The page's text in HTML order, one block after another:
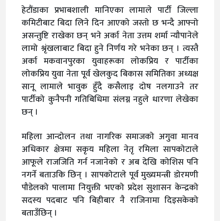
हेटौंडाका प्रभाबशाली मानिएका लामाले पार्टी जिल्ला
कमिटीबाट बिदा लिने दिन आएको जस्तो छ भन्दै आफ्नो
असन्तुष्टि राखेका छन् भने अर्का नेता उत्तम शर्मा न्यौपानेले
लामो श्रृंखलाबाट बिदा हुने निर्णय गरे भनेका छन् । त्यस्तै
अर्का मकवानपुरका युवाहरूका लोकप्रिय र पार्टीका
लोकप्रिय युवा नेता पूर्व खेलकुद बिकास समितिका अध्यक्ष
सानू लामाले भावुक हुँदै कसैलाइ दोष नलगाउने तर
पार्टीको कुनैपनी गतिबिधिमा संलग्न नहुले धारणा लेखेका
छन् ।
महिला आन्दोलन तथा नागरिक समाजको अगुवा मानव
अधिकार क्षेत्रमा सकृय महिला नेतृ रमिला सापकोटाले
आफूले राजजिति गर्न नजानेको र अब देखि कोशिस पनि
नगर्ने बताउकि छिन् । सापकोटाले पूर्व मुख्यमन्त्री डोरमणी
पौडेलको पालामा नियुक्ती भएको प्रदेश सुशासन केन्द्रको
सदस्य पदबाट पनि बिहीबार नै राजिनामा दिइसकेको
बताउँछिन् ।